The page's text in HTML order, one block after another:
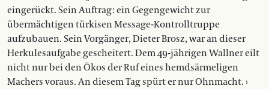
eingerückt. Sein Auftrag : ein Gegengewicht zur
übermächtigen türkisen Message-Kontrolltruppe
aufzubauen. Sein Vorgänger, Dieter Brosz, war an dieser
Herkulesaufgabe gescheitert. Dem 49-jährigen Wallner eilt
nicht nur bei den Ökos der Ruf eines hemdsärmeligen
Machers voraus. An diesem Tag spürt er nur Ohnmacht. ›